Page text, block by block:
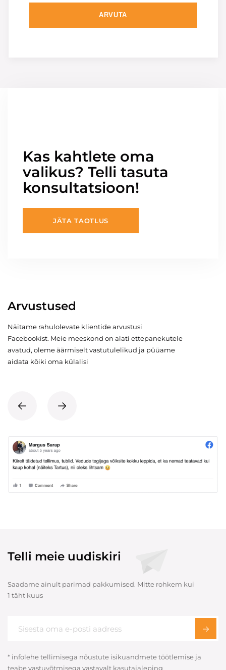
ARVUTA
Kas kahtlete oma
valikus? Telli tasuta
konsultatsioon!
JÄTA TAOTLUS
Arvustused
Näitame rahulolevate klientide arvustusi
Facebookist. Meie meeskond on alati ettepanekutele
avatud, oleme äärmiselt vastutulelikud ja püüame
aidata kõiki oma külalisi
Telli meie uudiskiri
Saadame ainult parimad pakkumised. Mitte rohkem kui
1 täht kuus
* infolehe tellimisega nõustute isikuandmete töötlemise ja
teabe vastuvõtmisega vastavalt kasutajaleping